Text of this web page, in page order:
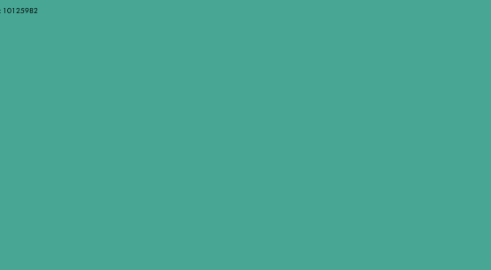
10125982